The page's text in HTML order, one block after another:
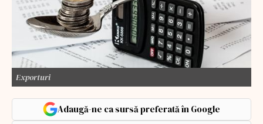
Exporturi
Adaugă-ne ca sursă preferată în Google